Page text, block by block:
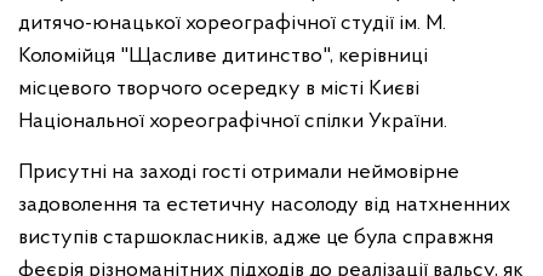
дитячо-юнацької хореографічної студії ім. М.
Коломійця "Щасливе дитинство", керівниці
місцевого творчого осередку в місті Києві
Національної хореографічної спілки України.
Присутні на заході гості отримали неймовірне
задоволення та естетичну насолоду від натхненних
виступів старшокласників, адже це була справжня
феєрія різноманітних підходів до реалізації вальсу, як